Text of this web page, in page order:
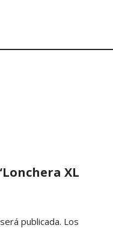
XL
publicada. Los